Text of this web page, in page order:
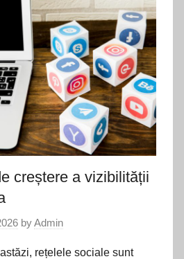
creștere a vizibilității
byAdmin
rețelele sociale sunt